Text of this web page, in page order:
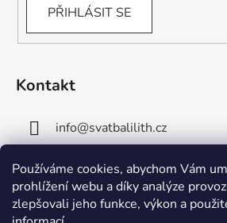
Používáme cookies, abychom Vám
prohlížení webu a díky analýze
zlepšovali jeho funkce, výkon a
PŘIHLÁSIT SE
Kontakt
info@svatbalilith.cz
+420 778 745 219
+420 778 770 784